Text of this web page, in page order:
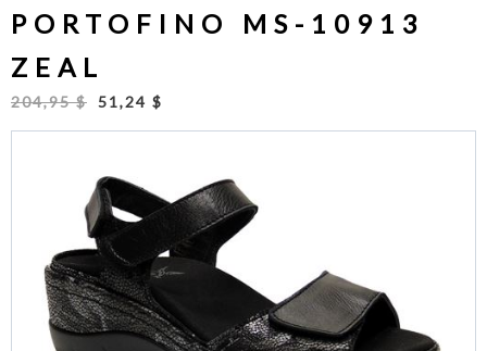
PORTOFINO MS-10913
ZEAL
204,95 $ 51,24 $